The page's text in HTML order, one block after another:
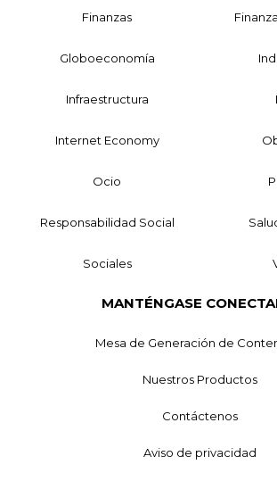
Finanzas
Globoeconomía
Infraestructura
Internet Economy
Ocio
Responsabilidad Social
Sociales
MANTÉNGASE
Mesa de Generación de
Nuestros Productos
Contáctenos
Aviso de privacidad